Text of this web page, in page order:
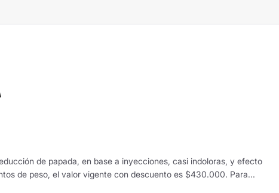
de papada, en base a inyecciones, casi indoloras, y efecto
de peso, el valor vigente con descuento es $430.000. Para...